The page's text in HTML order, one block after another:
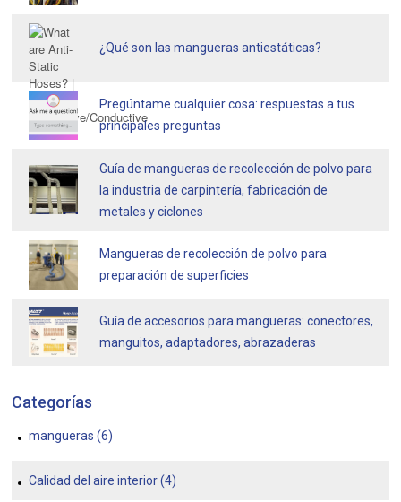
¿Qué son las mangueras antiestáticas?
Pregúntame cualquier cosa: respuestas a tus
principales preguntas
Guía de mangueras de recolección de polvo para
la industria de carpintería, fabricación de
metales y ciclones
Mangueras de recolección de polvo para
preparación de superficies
Guía de accesorios para mangueras: conectores,
manguitos, adaptadores, abrazaderas
Categorías
mangueras (6)
Calidad del aire interior(4)